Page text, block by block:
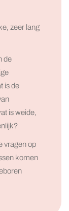
zeer lang
de
is de
is weide,
vragen op
komen